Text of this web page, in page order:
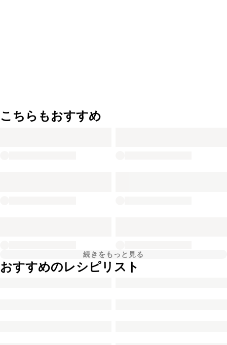
こちらもおすすめ
続きをもっと見る
おすすめのレシピリスト